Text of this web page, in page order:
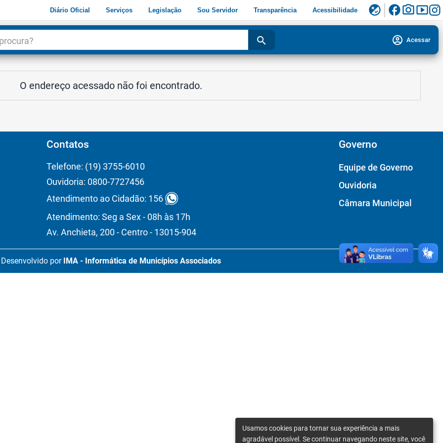
Diário Oficial Serviços Legislação Sou Servidor Transparência Acessibilidade flaky facebookphoto_camerasmart_display
search account_circle Acessar
O endereço acessado não foi encontrado.
Contatos
Telefone: (19) 3755-6010
Ouvidoria: 0800-7727456
Atendimento ao Cidadão: 156
Atendimento: Seg a Sex - 08h às 17h
Av. Anchieta, 200 - Centro - 13015-904
Governo
Equipe de Governo
Ouvidoria
Câmara Municipal
Desenvolvido por IMA - Informática de Municípios Associados
Usamos cookies para tornar sua experiência a mais
agradável possível. Se continuar navegando neste site, você